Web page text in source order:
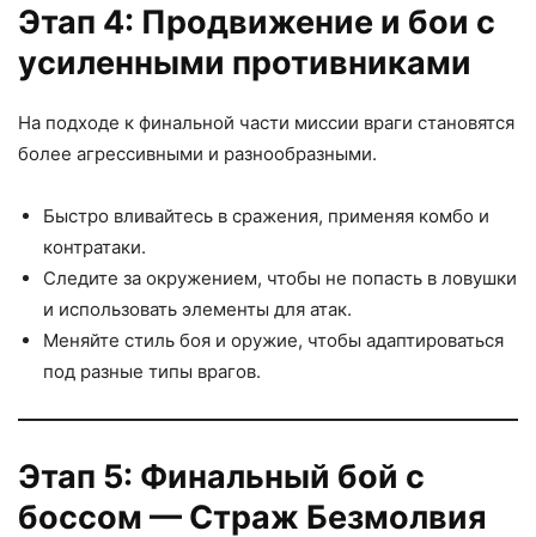
Этап 4: Продвижение и бои с
усиленными противниками
На подходе к финальной части миссии враги становятся
более агрессивными и разнообразными.
Быстро вливайтесь в сражения, применяя комбо и
контратаки.
Следите за окружением, чтобы не попасть в ловушки
и использовать элементы для атак.
Меняйте стиль боя и оружие, чтобы адаптироваться
под разные типы врагов.
Этап 5: Финальный бой с
боссом — Страж Безмолвия